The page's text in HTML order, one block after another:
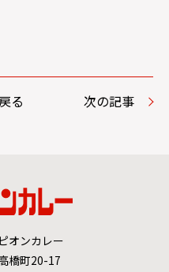
る 次の記事
オンカレー
橋町20-17